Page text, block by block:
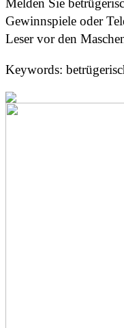
Melden Sie
Gewinnspiele oder
Leser vor den
Keywords: